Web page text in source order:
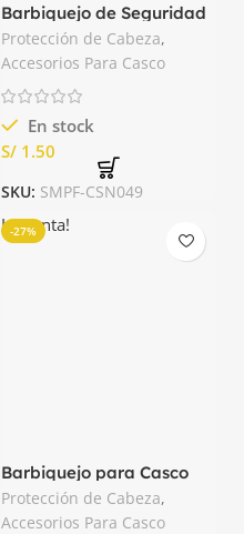
Barbiquejo de Seguridad
para Casco Nacional
Protección de Cabeza,
Accesorios Para Casco
En stock
S/
SKU: SMPF-CSN049
-27%
La venta!
Barbiquejo para Casco
Elástico con Mentonera
MSA
Protección de Cabeza,
Accesorios Para Casco